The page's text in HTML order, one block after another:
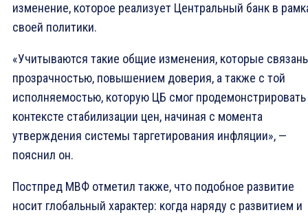
изменение, которое реализует Центральный банк в
своей политики.
«Учитываются такие общие изменения, которые
прозрачностью, повышением доверия, а также с той
исполняемостью, которую ЦБ смог
контексте стабилизации цен, начиная с момента
утверждения системы таргетирования инфляции», —
пояснил он.
Постпред МВФ отметил также, что подобное развитие
носит глобальный характер: когда наряду с развитием и